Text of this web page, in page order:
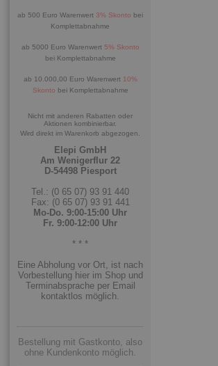
ab 500 Euro Warenwert 3% Skonto bei
Komplettabnahme
ab 5000 Euro Warenwert 5% Skonto
bei Komplettabnahme
ab 10.000,00 Euro Warenwert 10%
Skonto bei Komplettabnahme
Nicht mit anderen Rabatten oder
Aktionen kombinierbar.
Wird direkt im Warenkorb abgezogen.
Elepi GmbH
Am Wenigerflur 22
D-54498 Piesport
Tel.: (0 65 07) 93 91 440
Fax: (0 65 07) 93 91 441
Mo-Do. 9:00-15:00 Uhr
Fr. 9:00-12:00 Uhr
* * *
Eine Abholung vor Ort, ist nach
Vorbestellung hier im Shop und
Terminabsprache per Email
kontaktlos möglich.
Bestellung mit Gastkonto, also
ohne Kundenkonto möglich.